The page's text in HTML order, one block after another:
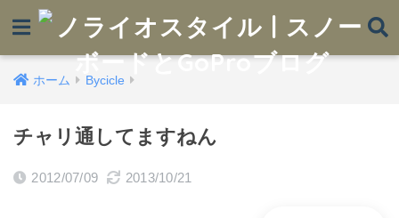
ホーム Bycicle
チャリ通してますねん
2012/07/09 2013/10/21